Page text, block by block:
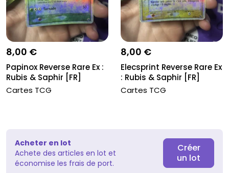
8,00 €
Papinox Reverse Rare Ex :
Rubis & Saphir [FR]
Cartes TCG
8,00 €
Elecsprint Reverse Rare Ex
: Rubis & Saphir [FR]
Cartes TCG
Acheter en lot
Achete des articles en lot et
économise les frais de port.
Créer
un lot